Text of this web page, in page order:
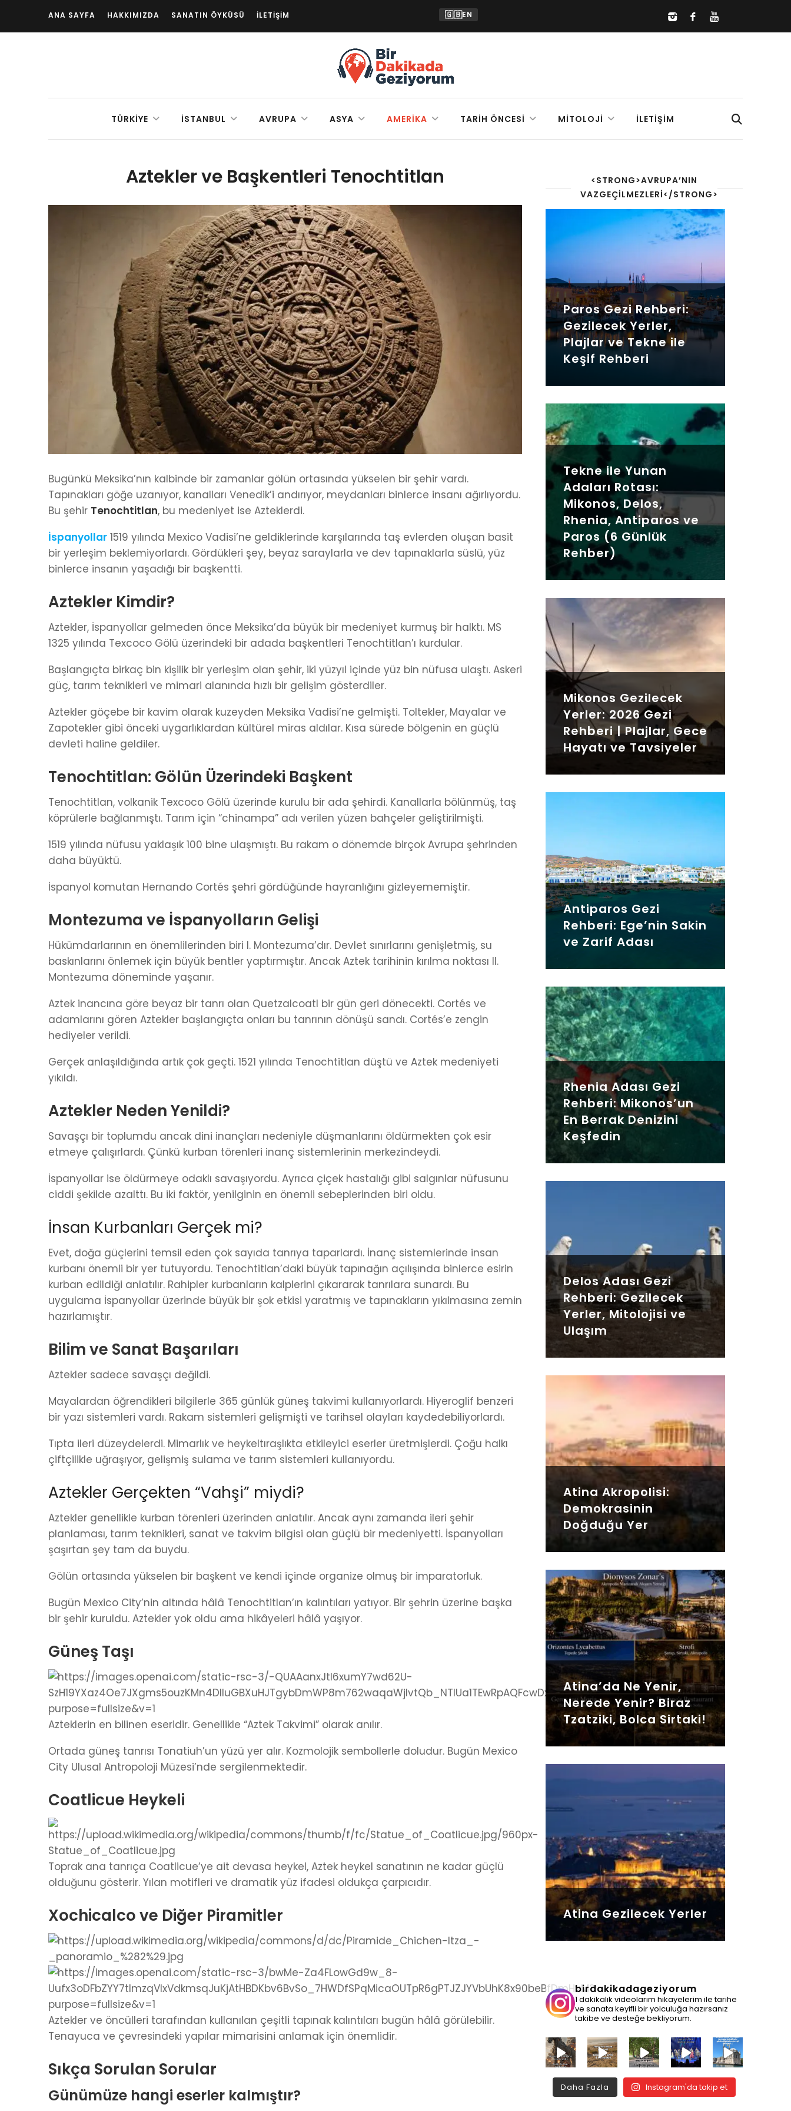
ANA SAYFA HAKKIMIZDA SANATIN ÖYKÜSÜ İLETIŞIM 🇬🇧EN
TÜRKIYE İSTANBUL AVRUPA ASYA AMERIKA TARIH ÖNCESI MITOLOJI İLETIŞIM
Aztekler ve Başkentleri Tenochtitlan
Bugünkü Meksika’nın kalbinde bir zamanlar gölün ortasında yükselen bir şehir vardı.
Tapınakları göğe uzanıyor, kanalları Venedik’i andırıyor, meydanları binlerce insanı ağırlıyordu.
Bu şehir Tenochtitlan, bu medeniyet ise Azteklerdi.
İspanyollar 1519 yılında Mexico Vadisi’ne geldiklerinde karşılarında taş evlerden oluşan basit
bir yerleşim beklemiyorlardı. Gördükleri şey, beyaz saraylarla ve dev tapınaklarla süslü, yüz
binlerce insanın yaşadığı bir başkentti.
Aztekler Kimdir?
Aztekler, İspanyollar gelmeden önce Meksika’da büyük bir medeniyet kurmuş bir halktı. MS
1325 yılında Texcoco Gölü üzerindeki bir adada başkentleri Tenochtitlan’ı kurdular.
Başlangıçta birkaç bin kişilik bir yerleşim olan şehir, iki yüzyıl içinde yüz bin nüfusa ulaştı. Askeri
güç, tarım teknikleri ve mimari alanında hızlı bir gelişim gösterdiler.
Aztekler göçebe bir kavim olarak kuzeyden Meksika Vadisi’ne gelmişti. Toltekler, Mayalar ve
Zapotekler gibi önceki uygarlıklardan kültürel miras aldılar. Kısa sürede bölgenin en güçlü
devleti haline geldiler.
Tenochtitlan: Gölün Üzerindeki Başkent
Tenochtitlan, volkanik Texcoco Gölü üzerinde kurulu bir ada şehirdi. Kanallarla bölünmüş, taş
köprülerle bağlanmıştı. Tarım için “chinampa” adı verilen yüzen bahçeler geliştirilmişti.
1519 yılında nüfusu yaklaşık 100 bine ulaşmıştı. Bu rakam o dönemde birçok Avrupa şehrinden
daha büyüktü.
İspanyol komutan Hernando Cortés şehri gördüğünde hayranlığını gizleyememiştir.
Montezuma ve İspanyolların Gelişi
Hükümdarlarının en önemlilerinden biri I. Montezuma’dır. Devlet sınırlarını genişletmiş, su
baskınlarını önlemek için büyük bentler yaptırmıştır. Ancak Aztek tarihinin kırılma noktası II.
Montezuma döneminde yaşanır.
Aztek inancına göre beyaz bir tanrı olan Quetzalcoatl bir gün geri dönecekti. Cortés ve
adamlarını gören Aztekler başlangıçta onları bu tanrının dönüşü sandı. Cortés’e zengin
hediyeler verildi.
Gerçek anlaşıldığında artık çok geçti. 1521 yılında Tenochtitlan düştü ve Aztek medeniyeti
yıkıldı.
Aztekler Neden Yenildi?
Savaşçı bir toplumdu ancak dini inançları nedeniyle düşmanlarını öldürmekten çok esir
etmeye çalışırlardı. Çünkü kurban törenleri inanç sistemlerinin merkezindeydi.
İspanyollar ise öldürmeye odaklı savaşıyordu. Ayrıca çiçek hastalığı gibi salgınlar nüfusunu
ciddi şekilde azalttı. Bu iki faktör, yenilginin en önemli sebeplerinden biri oldu.
İnsan Kurbanları Gerçek mi?
Evet, doğa güçlerini temsil eden çok sayıda tanrıya taparlardı. İnanç sistemlerinde insan
kurbanı önemli bir yer tutuyordu. Tenochtitlan’daki büyük tapınağın açılışında binlerce esirin
kurban edildiği anlatılır. Rahipler kurbanların kalplerini çıkararak tanrılara sunardı. Bu
uygulama İspanyollar üzerinde büyük bir şok etkisi yaratmış ve tapınakların yıkılmasına zemin
hazırlamıştır.
Bilim ve Sanat Başarıları
Aztekler sadece savaşçı değildi.
Mayalardan öğrendikleri bilgilerle 365 günlük güneş takvimi kullanıyorlardı. Hiyeroglif benzeri
bir yazı sistemleri vardı. Rakam sistemleri gelişmişti ve tarihsel olayları kaydedebiliyorlardı.
Tıpta ileri düzeydelerdi. Mimarlık ve heykeltıraşlıkta etkileyici eserler üretmişlerdi. Çoğu halkı
çiftçilikle uğraşıyor, gelişmiş sulama ve tarım sistemleri kullanıyordu.
Aztekler Gerçekten “Vahşi” miydi?
Aztekler genellikle kurban törenleri üzerinden anlatılır. Ancak aynı zamanda ileri şehir
planlaması, tarım teknikleri, sanat ve takvim bilgisi olan güçlü bir medeniyetti. İspanyolları
şaşırtan şey tam da buydu.
Gölün ortasında yükselen bir başkent ve kendi içinde organize olmuş bir imparatorluk.
Bugün Mexico City’nin altında hâlâ Tenochtitlan’ın kalıntıları yatıyor. Bir şehrin üzerine başka
bir şehir kuruldu. Aztekler yok oldu ama hikâyeleri hâlâ yaşıyor.
Güneş Taşı
Azteklerin en bilinen eseridir. Genellikle “Aztek Takvimi” olarak anılır.
Ortada güneş tanrısı Tonatiuh’un yüzü yer alır. Kozmolojik sembollerle doludur. Bugün Mexico
City Ulusal Antropoloji Müzesi’nde sergilenmektedir.
Coatlicue Heykeli
Toprak ana tanrıça Coatlicue’ye ait devasa heykel, Aztek heykel sanatının ne kadar güçlü
olduğunu gösterir. Yılan motifleri ve dramatik yüz ifadesi oldukça çarpıcıdır.
Xochicalco ve Diğer Piramitler
Aztekler ve öncülleri tarafından kullanılan çeşitli tapınak kalıntıları bugün hâlâ görülebilir.
Tenayuca ve çevresindeki yapılar mimarisini anlamak için önemlidir.
Sıkça Sorulan Sorular
Günümüze hangi eserler kalmıştır?
<STRONG>AVRUPA’NIN
VAZGEÇILMEZLERI</STRONG>
Paros Gezi Rehberi:
Gezilecek Yerler,
Plajlar ve Tekne ile
Keşif Rehberi
Tekne ile Yunan
Adaları Rotası:
Mikonos, Delos,
Rhenia, Antiparos ve
Paros (6 Günlük
Rehber)
Mikonos Gezilecek
Yerler: 2026 Gezi
Rehberi | Plajlar, Gece
Hayatı ve Tavsiyeler
Antiparos Gezi
Rehberi: Ege’nin Sakin
ve Zarif Adası
Rhenia Adası Gezi
Rehberi: Mikonos’un
En Berrak Denizini
Keşfedin
Delos Adası Gezi
Rehberi: Gezilecek
Yerler, Mitolojisi ve
Ulaşım
Atina Akropolisi:
Demokrasinin
Doğduğu Yer
Atina’da Ne Yenir,
Nerede Yenir? Biraz
Tzatziki, Bolca Sirtaki!
Atina Gezilecek Yerler
birdakikadageziyorum
1 dakikalık videolarım hikayelerim ile tarihe
ve sanata keyifli bir yolculuğa hazırsanız
takibe ve desteğe bekliyorum.
Daha Fazla Instagram'da takip et